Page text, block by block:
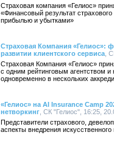
Страховая компания «Гелиос»
«Финансовый результат
прибылью и убытками»
Страховая Компания «Гелиос»:
развитии клиентского сервиса ,
Страховая Компания «Гелиос»
с одним рейтинговым агентством и
одновременно в нескольких
«Гелиос» на AI Insurance Camp
нетворкинг , СК "Гелиос", 16:25,
Представители страхового,
аспекты внедрения